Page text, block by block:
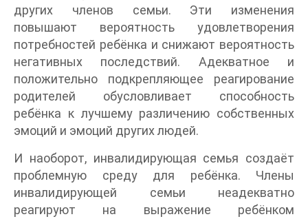
других членов семьи. Эти изменения
повышают вероятность удовлетворения
потребностей ребёнка и снижают вероятность
негативных последствий. Адекватное и
положительно подкрепляющее реагирование
родителей обусловливает способность
ребёнка к лучшему различению собственных
эмоций и эмоций других людей.
И наоборот, инвалидирующая семья создаёт
проблемную среду для ребёнка. Члены
инвалидирующей семьи неадекватно
реагируют на выражение ребёнком